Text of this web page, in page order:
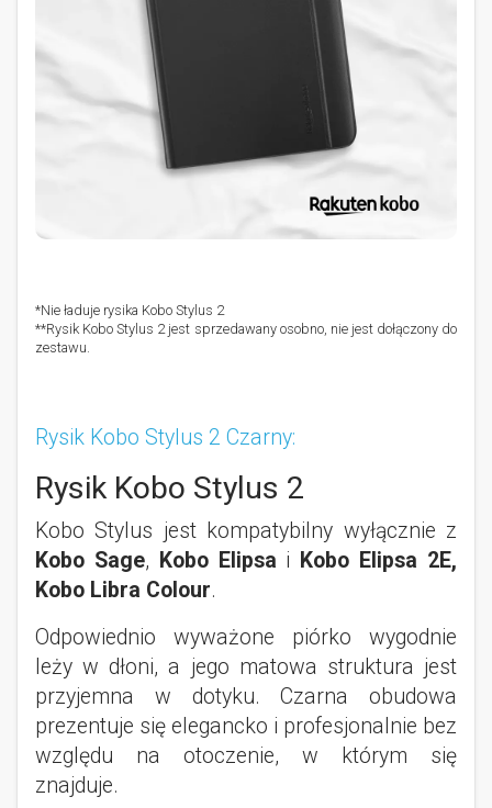
*Nie ładuje rysika Kobo Stylus 2
**Rysik Kobo Stylus 2 jest sprzedawany osobno, nie jest dołączony do
zestawu.
Rysik Kobo Stylus 2 Czarny:
Rysik Kobo Stylus 2
Kobo Stylus jest kompatybilny wyłącznie z
Kobo Sage, Kobo Elipsa i Kobo Elipsa 2E,
Kobo Libra Colour.
Odpowiednio wyważone piórko wygodnie
leży w dłoni, a jego matowa struktura jest
przyjemna w dotyku. Czarna obudowa
prezentuje się elegancko i profesjonalnie bez
względu na otoczenie, w którym się
znajduje.